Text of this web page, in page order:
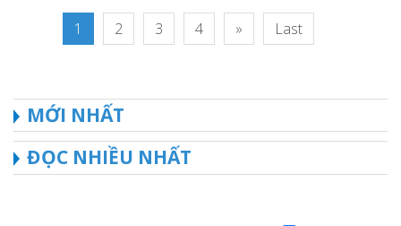
1 2 3 4 » Last
MỚI NHẤT
ĐỌC NHIỀU NHẤT